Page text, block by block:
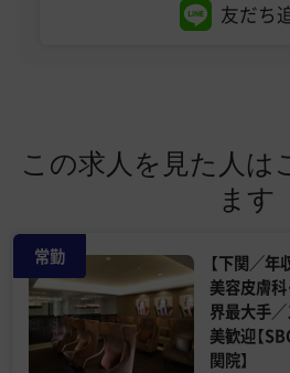
友だち
この求人を見た人は
ます
常勤
【下関／年
美容皮膚
界最大手
美歓迎【
関院】